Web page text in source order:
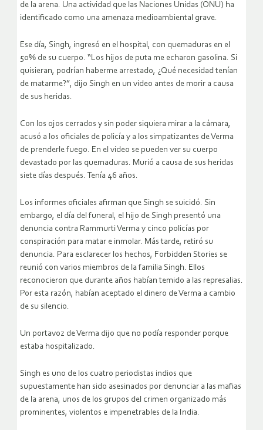
de la arena. Una actividad que las Naciones Unidas (ONU) ha
identificado como una amenaza medioambiental grave.
Ese día, Singh, ingresó en el hospital, con quemaduras en el
50% de su cuerpo. “Los hijos de puta me echaron gasolina. Si
quisieran, podrían haberme arrestado, ¿Qué necesidad tenían
de matarme?”, dijo Singh en un video antes de morir a causa
de sus heridas.
Con los ojos cerrados y sin poder siquiera mirar a la cámara,
acusó a los oficiales de policía y a los simpatizantes de Verma
de prenderle fuego. En el video se pueden ver su cuerpo
devastado por las quemaduras. Murió a causa de sus heridas
siete días después. Tenía 46 años.
Los informes oficiales afirman que Singh se suicidó. Sin
embargo, el día del funeral, el hijo de Singh presentó una
denuncia contra Rammurti Verma y cinco policías por
conspiración para matar e inmolar. Más tarde, retiró su
denuncia. Para esclarecer los hechos, Forbidden Stories se
reunió con varios miembros de la familia Singh. Ellos
reconocieron que durante años habían temido a las represalias.
Por esta razón, habían aceptado el dinero de Verma a cambio
de su silencio.
Un portavoz de Verma dijo que no podía responder porque
estaba hospitalizado.
Singh es uno de los cuatro periodistas indios que
supuestamente han sido asesinados por denunciar a las mafias
de la arena, unos de los grupos del crimen organizado más
prominentes, violentos e impenetrables de la India.